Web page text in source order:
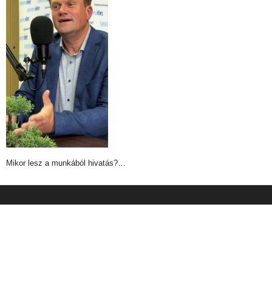
Mikor lesz a munkából hivatás?…